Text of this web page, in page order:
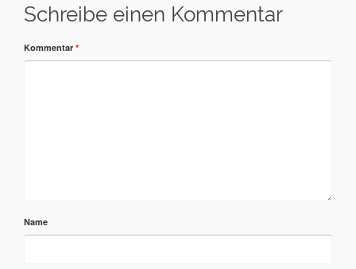
Schreibe einen Kommentar
Kommentar *
Name